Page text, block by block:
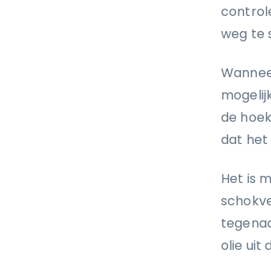
weg te
de
dat het
Het is
olie uit